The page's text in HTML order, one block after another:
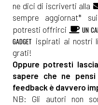
ne dici di iscriverti alla
sempre aggiornat*
potresti offrirci
UN
GADGET ispirati ai nostri
grati!
Oppure potresti
sapere che ne
feedback è davvero
NB: Gli autori non